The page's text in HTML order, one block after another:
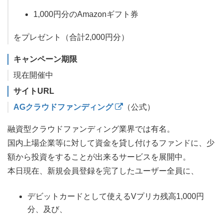
1,000円分のAmazonギフト券
をプレゼント（合計2,000円分）
キャンペーン期限
現在開催中
サイトURL
AGクラウドファンディング
（公式）
融資型クラウドファンディング業界では有名。
国内上場企業等に対して資金を貸し付けるファンドに、少
額から投資をすることが出来るサービスを展開中。
本日現在、新規会員登録を完了したユーザー全員に、
デビットカードとして使えるVプリカ残高1,000円
分、及び、